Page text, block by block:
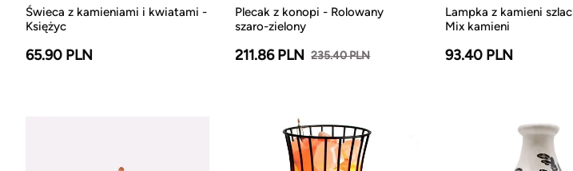
Świeca z kamieniami i kwiatami -
Księżyc
65.90 PLN
Plecak z konopi - Rolowany
szaro-zielony
211.86 PLN 235.40 PLN
Lampka z kamieni
Mix kamieni
93.40 PLN